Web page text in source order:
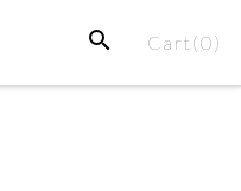
Cart(0)
SEARCH